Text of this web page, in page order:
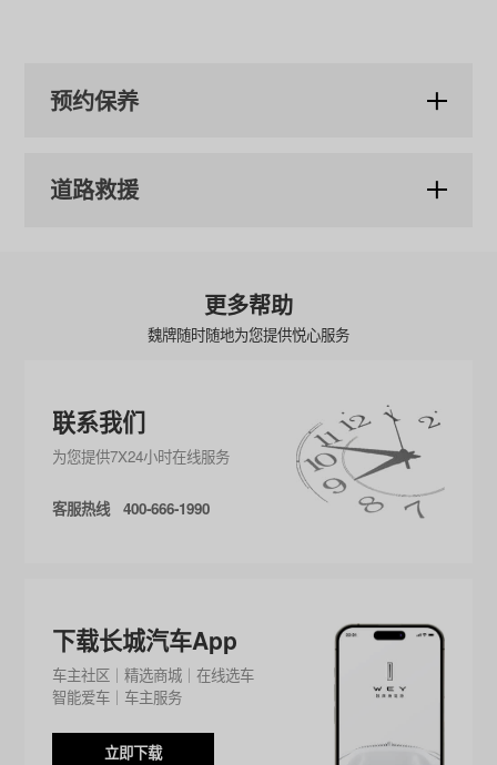
预约保养
道路救援
更多帮助
魏牌随时随地为您提供悦心服务
联系我们
为您提供7X24小时在线服务
客服热线 400-666-1990
下载长城汽车App
车主社区｜精选商城｜在线选车
｜
智能爱车｜车主服务
立即下载